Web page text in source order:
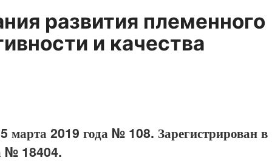
развития племенного
и качества
марта 2019 года № 108. Зарегистрирован в
№ 18404.